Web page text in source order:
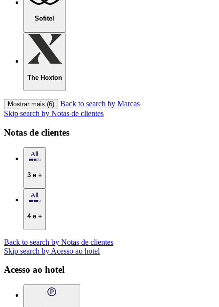
Sofitel
The Hoxton
Mostrar mais (6)
Back to search by Marcas
Skip search by Notas de clientes
Notas de clientes
3 e +
4 e +
Back to search by Notas de clientes
Skip search by Acesso ao hotel
Acesso ao hotel